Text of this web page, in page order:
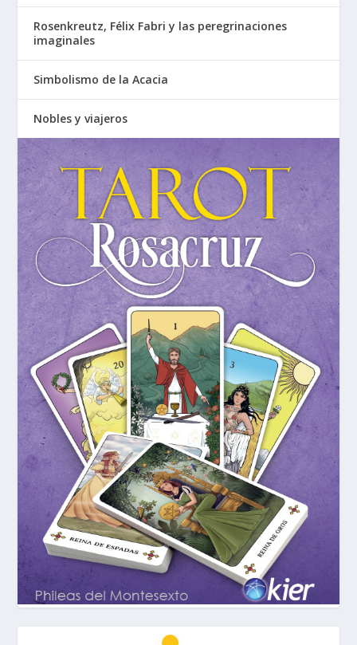
Rosenkreutz, Félix Fabri y las peregrinaciones
imaginales
Simbolismo de la Acacia
Nobles y viajeros